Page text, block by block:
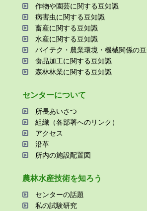
作物や園芸に関する⾖知識
病害⾍に関する⾖知識
畜産に関する⾖知識
⽔産に関する⾖知識
バイテク・農業環境・機械関係の
⾷品加⼯に関する⾖知識
森林林業に関する⾖知識
センターについて
所⻑あいさつ
組織（各部署へのリンク）
アクセス
沿⾰
所内の施設配置図
農林⽔産技術を知ろう
センターの話題
私の試験研究